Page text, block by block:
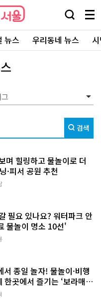
검
창
열
기
메
뉴
전
체
보
뉴스 우리동네 뉴스
검색
·피서 공원 추천
물놀이 명소 10선'
한곳에서 즐기는 ‘보라매